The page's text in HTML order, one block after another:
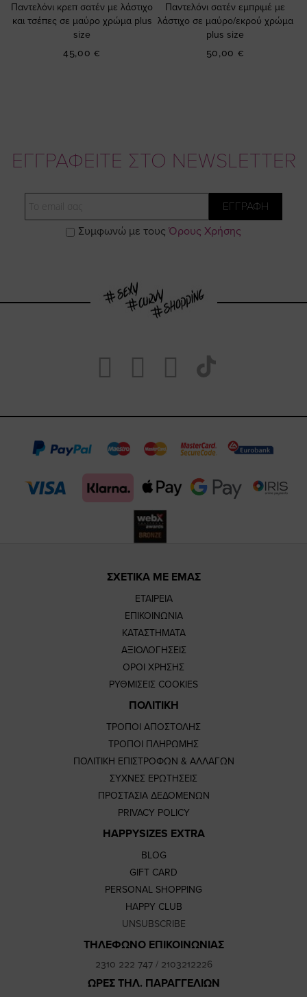
Παντελόνι κρεπ σατέν με λάστιχο
και τσέπες σε μαύρο χρώμα plus
size
45,00 €
Παντελόνι σατέν εμπριμέ με
λάστιχο σε μαύρο/εκρού χρώμα
plus size
50,00 €
ΕΓΓΡΑΦΕΙΤΕ ΣΤΟ NEWSLETTER
ΕΓΓΡΑΦΗ
Συμφωνώ με τους Όρους Χρήσης
Visit
https://
page
Visit
https://
page
Visit
https://
page
our
TikTok
page
ΣΧΕΤΙΚΑ ΜΕ ΕΜΑΣ
ΕΤΑΙΡΕΙΑ
ΕΠΙΚΟΙΝΩΝΙΑ
ΚΑΤΑΣΤΗΜΑΤΑ
ΑΞΙΟΛΟΓΗΣΕΙΣ
ΟΡΟΙ ΧΡΗΣΗΣ
ΡΥΘΜΙΣΕΙΣ COOKIES
ΠΟΛΙΤΙΚΗ
ΤΡΟΠΟΙ ΑΠΟΣΤΟΛΗΣ
ΤΡΟΠΟΙ ΠΛΗΡΩΜΗΣ
ΠΟΛΙΤΙΚΗ ΕΠΙΣΤΡΟΦΩΝ & ΑΛΛΑΓΩΝ
ΣΥΧΝΕΣ ΕΡΩΤΗΣΕΙΣ
ΠΡΟΣΤΑΣΙΑ ΔΕΔΟΜΕΝΩΝ
PRIVACY POLICY
HAPPYSIZES EXTRA
BLOG
GIFT CARD
PERSONAL SHOPPING
HAPPY CLUB
UNSUBSCRIBE
ΤΗΛΕΦΩΝΟ ΕΠΙΚΟΙΝΩΝΙΑΣ
2310 222 747/ 2103212226
ΩΡΕΣ ΤΗΛ. ΠΑΡΑΓΓΕΛΙΩΝ